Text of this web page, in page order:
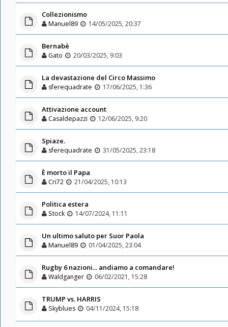
Collezionismo
Manuel89 14/05/2025, 20:37
Bernabè
Gato 20/03/2025, 9:03
La devastazione del Circo Massimo
sferequadrate 17/06/2025, 1:36
Attivazione account
Casaldepazzi 12/06/2025, 9:20
Spiaze.
sferequadrate 31/05/2025, 23:18
È morto il Papa
Cri72 21/04/2025, 10:13
Politica estera
Stock 14/07/2024, 11:11
Un ultimo saluto per Suor Paola
Manuel89 01/04/2025, 23:04
Rugby 6 nazioni... andiamo a comandare!
Waldganger 06/02/2021, 15:28
TRUMP vs. HARRIS
Skyblues 04/11/2024, 15:18